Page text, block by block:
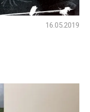
16.05.2019